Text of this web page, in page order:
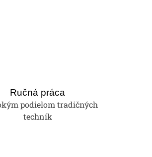
Ručná práca
podielom tradičných
techník